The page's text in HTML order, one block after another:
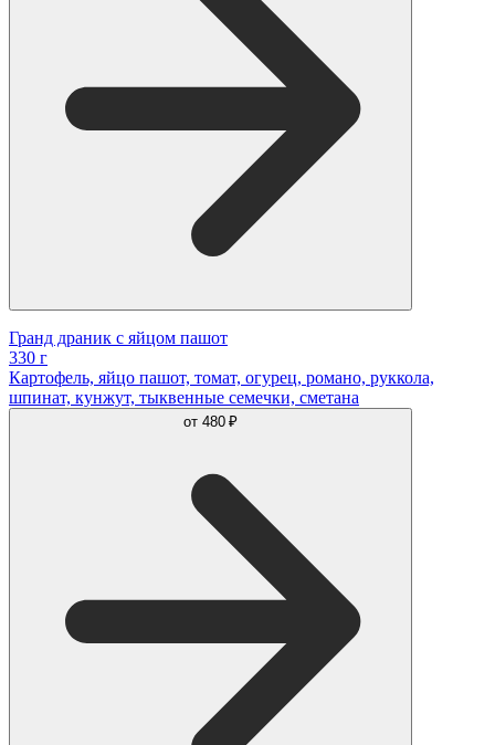
Гранд драник с яйцом пашот
330 г
Картофель, яйцо пашот, томат, огурец, романо, руккола,
шпинат, кунжут, тыквенные семечки, сметана
от 480 ₽